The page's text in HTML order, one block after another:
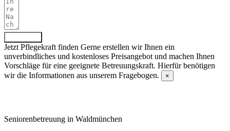
Jetzt Pflegekraft finden Gerne erstellen wir Ihnen ein
unverbindliches und kostenloses Preisangebot und machen Ihnen
Vorschläge für eine geeignete Betreuungskraft. Hierfür benötigen
wir die Informationen aus unserem Fragebogen.
×
Senioren­betreuung in Waldmünchen